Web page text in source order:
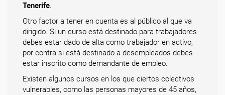
Tenerife.
Otro factor a tener en cuenta es al público al que va
dirigido. Si un curso está destinado para trabajadores
debes estar dado de alta como trabajador en activo,
por contra si está destinado a desempleados debes
estar inscrito como demandante de empleo.
Existen algunos cursos en los que ciertos colectivos
vulnerables, como las personas mayores de 45 años,